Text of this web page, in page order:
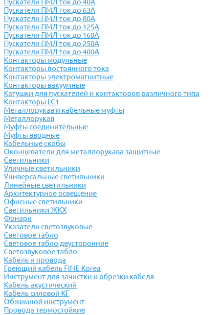
Пускатели ПМЛ ток до 40А
Пускатели ПМЛ ток до 63А
Пускатели ПМЛ ток до 80А
Пускатели ПМЛ ток до 125А
Пускатели ПМЛ ток до 160А
Пускатели ПМЛ ток до 250А
Пускатели ПМЛ ток до 400А
Контакторы модульные
Контакторы постоянного тока
Контакторы электромагнитные
Контакторы вакуумные
Катушки для пускателей и контакторов различного типа
Контакторы LC1
Металлорукав и кабельные муфты
Металлорукав
Муфты соединительные
Муфты вводные
Кабельные скобы
Оконцеватели для металлорукава защитные
Светильники
Уличные светильники
Универсальные светильники
Линейные светильники
Архитектурное освещение
Офисные светильники
Светильники ЖКХ
Фонари
Указатели светозвуковые
Световое табло
Световое табло двусторонние
Светозвуковое табло
Кабель и провода
Греющий кабель FINE Korea
Инструмент для зачистки и обрезки кабеля
Кабель акустический
Кабель силовой КГ
Обжимной инструмент
Провода термостойкие